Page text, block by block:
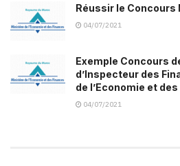
Réussir le Concours
04/07/2021
Exemple Concours
d’Inspecteur des
de l’Economie et
04/07/2021